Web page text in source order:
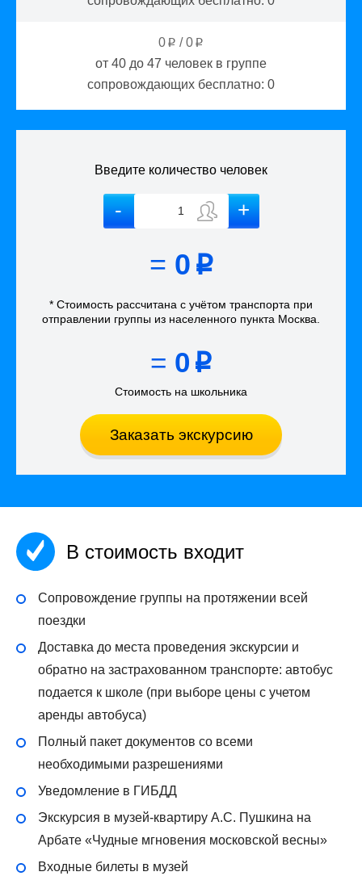
0 p /0 p
от 40 до 47 человек в группе
сопровождающих бесплатно: 0
Введите количество человек
= 0 p
* Стоимость рассчитана с учётом транспорта при
отправлении группы из населенного пункта Москва
= 0 p
Стоимость на школьника
Заказать экскурсию
В стоимость входит
Сопровождение группы на протяжении всей
поездки
Доставка до места проведения экскурсии и
обратно на застрахованном транспорте: автобус
подается к школе (при выборе цены с учетом
аренды автобуса)
Полный пакет документов со всеми
необходимыми разрешениями
Уведомление в ГИБДД
Экскурсия в музей-квартиру А.С. Пушкина на
Арбате «Чудные мгновения московской весны»
Входные билеты в музей